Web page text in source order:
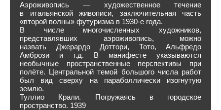
Аэроживопись — художественное течение
в итальянской живописи, заключительная часть
«второй волны» футуризма в 1930-е года.
В числе многочисленных художников,
представлявших аэроживопись, можно
назвать Джерардо Доттори, Тото, Альфредо
Амбрози и т.д. В манифесте указываются
необычные пространственные перспективы при
полёте. Центральной темой большого числа работ
был вид сверху на параболлически изогнутую
землю.
Туллио Крали. Погружаясь в городское
пространство. 1939